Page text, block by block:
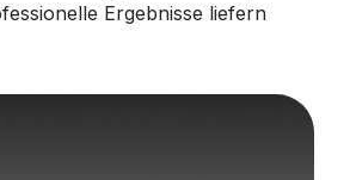
Ergebnisse liefern